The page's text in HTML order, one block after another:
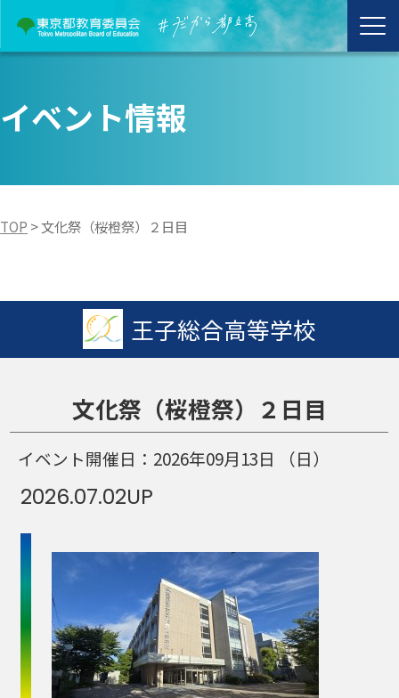
イベント情報
TOP >文化祭（桜橙祭）２日目
王子総合高等学校
文化祭（桜橙祭）２日目
イベント開催日： 2026年09月13日 （日）
2026.07.02UP